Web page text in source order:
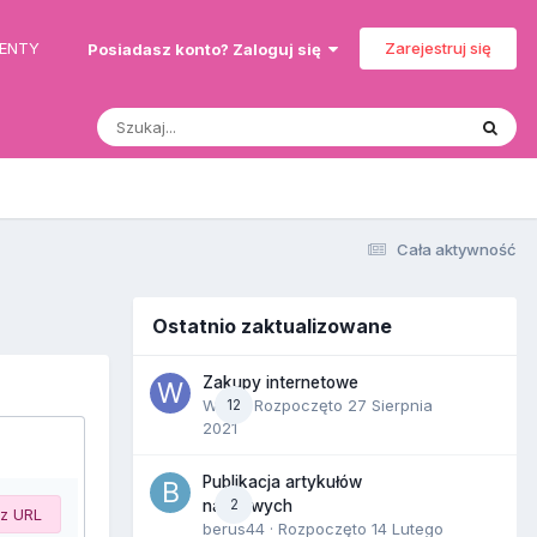
Posiadasz konto? Zaloguj się Zarejestruj się
Cała aktywność
URL
Ostatnio zaktualizowane
12
Zakupy internetowe
Wula · Rozpoczęto 27 Sierpnia
2021
2
Publikacja artykułów
naukowych
berus44 · Rozpoczęto 14 Lutego